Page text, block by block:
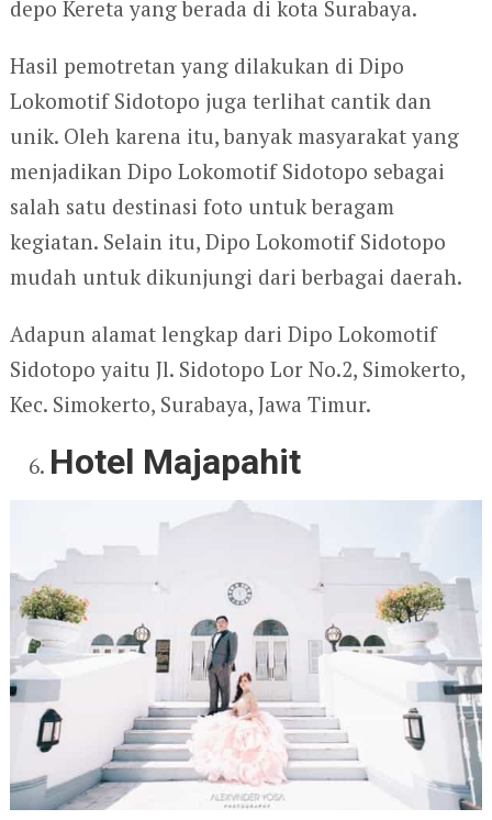
depo Kereta yang berada di kota Surabaya.
Hasil pemotretan yang dilakukan di Dipo
Lokomotif Sidotopo juga terlihat cantik dan
unik. Oleh karena itu, banyak masyarakat yang
menjadikan Dipo Lokomotif Sidotopo sebagai
salah satu destinasi foto untuk beragam
kegiatan. Selain itu, Dipo Lokomotif Sidotopo
mudah untuk dikunjungi dari berbagai daerah.
Adapun alamat lengkap dari Dipo Lokomotif
Sidotopo yaitu Jl. Sidotopo Lor No.2, Simokerto,
Kec. Simokerto, Surabaya, Jawa Timur.
Hotel Majapahit